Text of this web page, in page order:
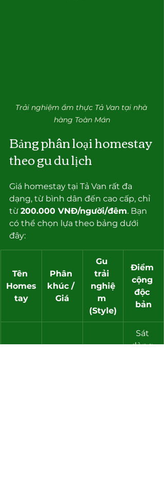
Trải nghiệm ẩm thực Tả Van tại nhà
hàng Toàn Mán
Bảng phân loại homestay
theo gu du lịch
Giá homestay tại Tả Van rất đa
dạng, từ bình dân đến cao cấp, chỉ
từ 200.000 VNĐ/người/đêm. Bạn
có thể chọn lựa theo bảng dưới
đây:
Tên
Homes
tay
Phân
khúc /
Giá
Gu
trải
nghiệ
m
(Style)
Điểm
cộng
độc
bản
Sát
dòng